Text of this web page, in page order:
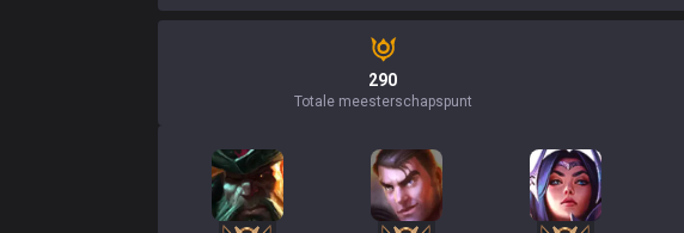
290
Totale meesterschapspunt